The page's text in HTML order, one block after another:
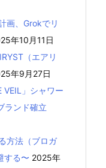
画、Grokでリ
年10月11日
（エアリ
年9月27日
VEIL」シャワー
ランド確立
方法（ブロガ
する〜 2025年